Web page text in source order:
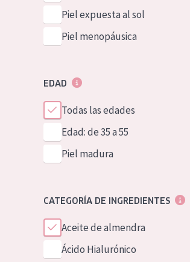
Piel expuesta al sol
Piel menopáusica
EDAD
Todas las edades
Edad: de 35 a 55
Piel madura
CATEGORÍA DE INGREDIENTES
Aceite de almendra
Ácido Hialurónico